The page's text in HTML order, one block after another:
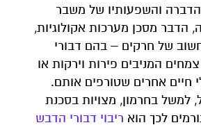
והשפעותיו של משבר
הדבר מסכן מערכות אקולוגיות,
של חרקים – בהם דבורי
המניבים פירות וירקות או
חיים אחרים שטורפים אותם.
למשל בחרמון, מצויות בסכנת
לכך הוא ריבוי דבורי הדבש